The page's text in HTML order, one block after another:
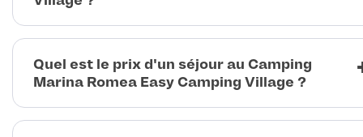
Quel est le prix d'un séjour au Camping
Marina Romea Easy Camping Village ?